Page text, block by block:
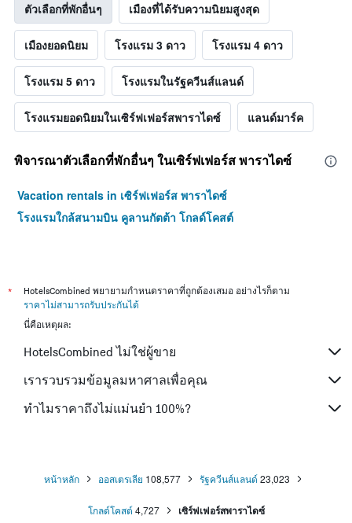
ตัวเลือกที่พักอื่นๆ เมืองที่ได้รับความนิยมสูงสุด
เมืองยอดนิยม โรงแรม 3 ดาว โรงแรม 4 ดาว
โรงแรม 5 ดาว โรงแรมในรัฐควีนส์แลนด์
โรงแรมยอดนิยมในเซิร์ฟเฟอร์สพาราไดซ์ แลนด์มาร์ค
พิจารณาตัวเลือกที่พักอื่นๆ ในเซิร์ฟเฟอร์ส พาราไดซ์
Vacation rentals in เซิร์ฟเฟอร์ส พาราไดซ์
โรงแรมใกล้สนามบิน คูลานกัตต้า โกลด์โคสต์
*
HotelsCombined พยายามกำหนดราคาที่ถูกต้องเสมอ อย่างไรก็ตาม
ราคาไม่สามารถรับประกันได้
นี่คือเหตุผล:
HotelsCombined ไม่ใช่ผู้ขาย
เรารวบรวมข้อมูลมหาศาลเพื่อคุณ
ทำไมราคาถึงไม่แม่นยำ 100%?
หน้าหลัก ออสเตรเลีย 108,577 รัฐควีนส์แลนด์ 23,023
โกลด์โคสต์ 4,727 เซิร์ฟเฟอร์สพาราไดซ์